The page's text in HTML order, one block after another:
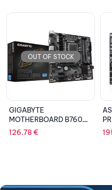
OUT OF STOCK
ASUS MOTHERBOARD
PRIME B760-PLUS
,DDR5 ,1700 ATX
195.52